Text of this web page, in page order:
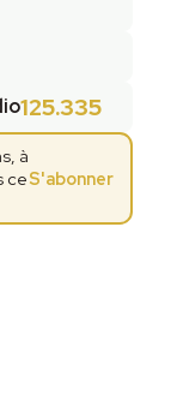
125.335
à
ceS'abonner